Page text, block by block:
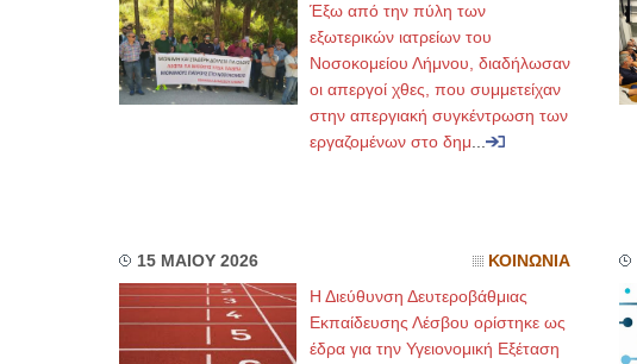
Έξω από την πύλη των
εξωτερικών ιατρείων του
Νοσοκομείου Λήμνου, διαδήλωσαν
οι απεργοί χθες, που συμμετείχαν
στην απεργιακή συγκέντρωση των
εργαζομένων στο δημ
15 ΜΑΙΟΥ 2026 ΚΟΙΝΩΝΙΑ
Η Διεύθυνση Δευτεροβάθμιας
Εκπαίδευσης Λέσβου ορίστηκε ως
έδρα για την Υγειονομική Εξέταση